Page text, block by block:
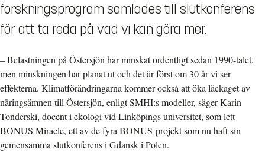
forskningsprogram samlades till slutkonferens
för att ta reda på vad vi kan göra mer.
– Belastningen på Östersjön har minskat ordentligt sedan 1990-talet,
men minskningen har planat ut och det är först om 30 år vi ser
effekterna. Klimatförändringarna kommer också att öka läckaget av
näringsämnen till Östersjön, enligt SMHI:s modeller, säger Karin
Tonderski, docent i ekologi vid Linköpings universitet, som lett
BONUS Miracle, ett av de fyra BONUS-projekt som nu haft sin
gemensamma slutkonferens i Gdansk i Polen.